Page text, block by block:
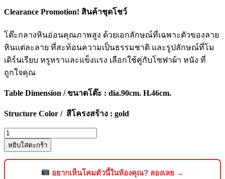
Clearance Promotion! สินค้าชุดโชว์
โต๊ะกลางหินอ่อนคุณภาพสูง ด้วยเอกลักษณ์ที่เฉพาะตัวของลาย
หินแต่ละลาย ที่สะท้อนความเป็นธรรมชาติ และรูปลักษณ์ที่โม
เดิร์นเรียบ หรูหราและแข็งแรง เลือกใช้คู่กับโซฟาผ้า หนัง ที่
ถูกใจคุณ
Table Dimension / ขนาดโต๊ะ : dia.90cm. H.46cm.
Structure Color / สีโครงสร้าง : gold
จำนวน
โต๊ะ
กลาง
หยิบใส่ตะกร้า
อยากเห็นโคมตัวนี้ในห้องคุณ? ลองเลย →